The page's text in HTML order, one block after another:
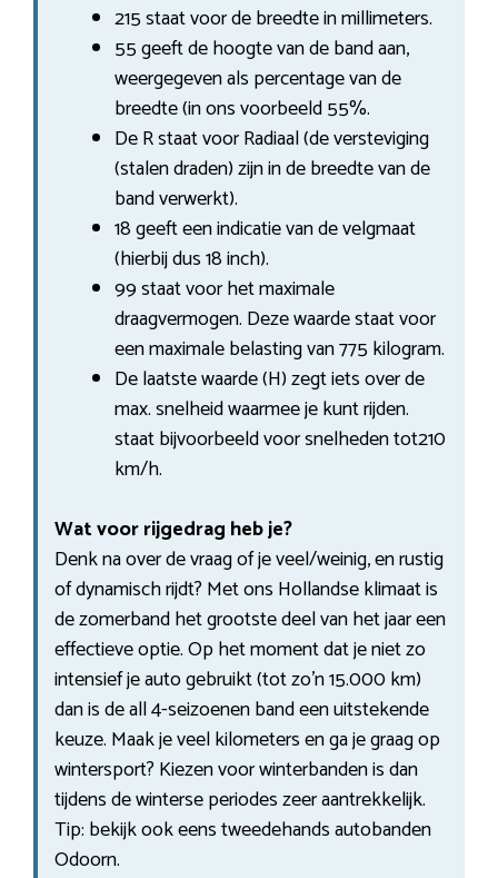
215 staat voor de breedte in millimeters.
55 geeft de hoogte van de band aan,
weergegeven als percentage van de
breedte (in ons voorbeeld 55%.
De R staat voor Radiaal (de versteviging
(stalen draden) zijn in de breedte van de
band verwerkt).
18 geeft een indicatie van de velgmaat
(hierbij dus 18 inch).
99 staat voor het maximale
draagvermogen. Deze waarde staat voor
een maximale belasting van 775 kilogram.
De laatste waarde (H) zegt iets over de
max. snelheid waarmee je kunt rijden.
staat bijvoorbeeld voor snelheden tot210
km/h.
Wat voor rijgedrag heb je?
Denk na over de vraag of je veel/weinig, en rustig
of dynamisch rijdt? Met ons Hollandse klimaat is
de zomerband het grootste deel van het jaar een
effectieve optie. Op het moment dat je niet zo
intensief je auto gebruikt (tot zo’n 15.000 km)
dan is de all 4-seizoenen band een uitstekende
keuze. Maak je veel kilometers en ga je graag op
wintersport? Kiezen voor winterbanden is dan
tijdens de winterse periodes zeer aantrekkelijk.
Tip: bekijk ook eens tweedehands autobanden
Odoorn.